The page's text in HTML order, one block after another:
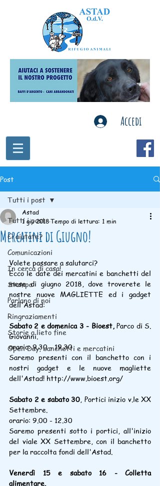
Accedi
Post
Tutti i post
Ci aiutate?
Comunicazioni
In cerca di casa!
Stampa
Parlano di noi
Ringraziamenti
Storie a lieto fine
Open Day, banchetti e mercatini
Tutti i post
Mercatini di Giugno!
Astad
1 giu 2018Tempo di lettura: 1 min
Volete passare a salutarci?
Ecco le date dei mercatini e banchetti del
mese di giugno 2018, dove troverete le
nostre nuove MAGLIETTE ed i gadget
dell'Astad:
Sabato 2 e domenica 3 - Bioest, Parco di S.
Giovanni.
orario: 9.30 - 19.30
Saremo presenti con il banchetto con i
nostri gadget e le nuove magliette
dell'Astad! http://www.bioest.org/
Sabato 2 e sabato 30, Portici inizio v.le XX
Settembre.
orario: 9.00 - 12.30
Saremo presenti sotto i portici, all'inizio
del viale XX Settembre, con il banchetto
per la raccolta fondi dell'Astad.
Venerdì 15 e sabato 16 - Colletta
alimentare.